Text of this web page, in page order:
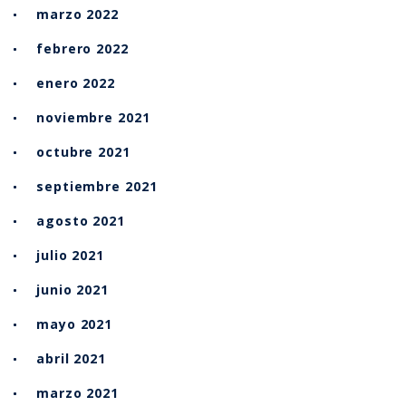
marzo 2022
febrero 2022
enero 2022
noviembre 2021
octubre 2021
septiembre 2021
agosto 2021
julio 2021
junio 2021
mayo 2021
abril 2021
marzo 2021